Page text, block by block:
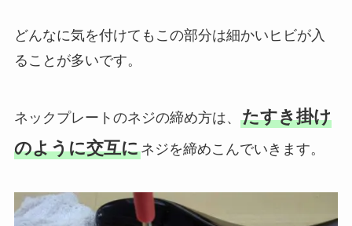
どんなに気を付けてもこの部分は細かいヒビが入
ることが多いです。
ネックプレートのネジの締め方は、 たすき掛け
のように交互にネジを締めこんでいきます。